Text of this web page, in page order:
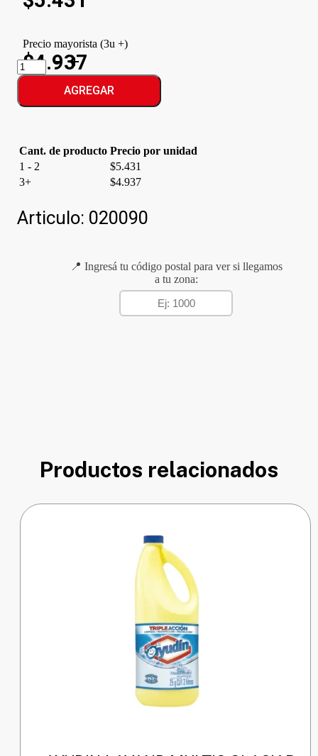
Precio mayorista (3u +)
$4.937
AYUDIN
T/DESINF.FLOW
FRESCO
AGREGAR
Cant. de producto Precio por unidad
1 - 2
$5.431
3+
$4.937
Articulo: 020090
📍 Ingresá tu código postal para ver si llegamos
a tu zona:
Productos relacionados